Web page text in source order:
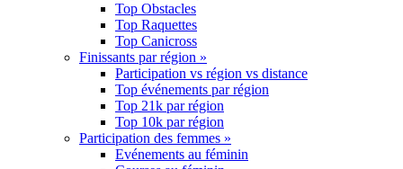
Top Obstacles
Top Raquettes
Top Canicross
Finissants par région »
Participation vs région vs distance
Top événements par région
Top 21k par région
Top 10k par région
Participation des femmes »
Evénements au féminin